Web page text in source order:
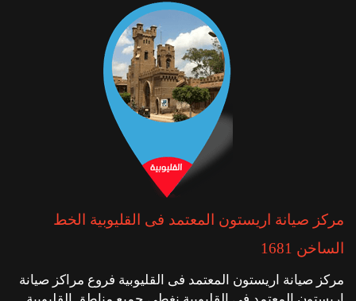
مركز صيانة اريستون المعتمد فى القليوبية الخط
الساخن 1681
مركز صيانة اريستون المعتمد فى القليوبية فروع مراكز صيانة